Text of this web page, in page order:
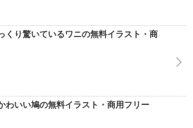
くり驚いているワニの無料イラスト・商
わいい鳩の無料イラスト・商用フリー